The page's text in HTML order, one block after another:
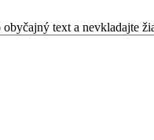
obyčajný text a nevkladajte